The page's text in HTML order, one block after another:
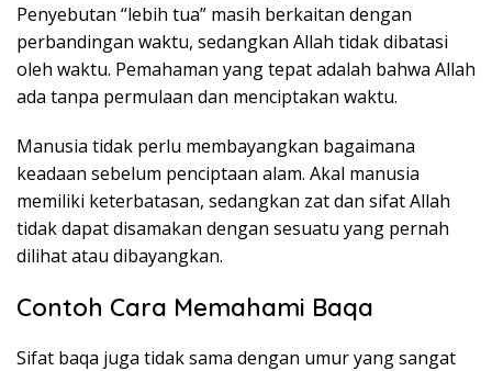
Penyebutan “lebih tua” masih berkaitan dengan
perbandingan waktu, sedangkan Allah tidak dibatasi
oleh waktu. Pemahaman yang tepat adalah bahwa Allah
ada tanpa permulaan dan menciptakan waktu.
Manusia tidak perlu membayangkan bagaimana
keadaan sebelum penciptaan alam. Akal manusia
memiliki keterbatasan, sedangkan zat dan sifat Allah
tidak dapat disamakan dengan sesuatu yang pernah
dilihat atau dibayangkan.
Contoh Cara Memahami Baqa
Sifat baqa juga tidak sama dengan umur yang sangat